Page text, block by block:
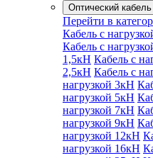
Оптический
Перейти в
Кабель с
Кабель с
1,5кН Кабель с
2,5кН Кабель с
нагрузкой 3кН
нагрузкой 5кН
нагрузкой 7кН
нагрузкой 9кН
нагрузкой 12кН
нагрузкой 16кН